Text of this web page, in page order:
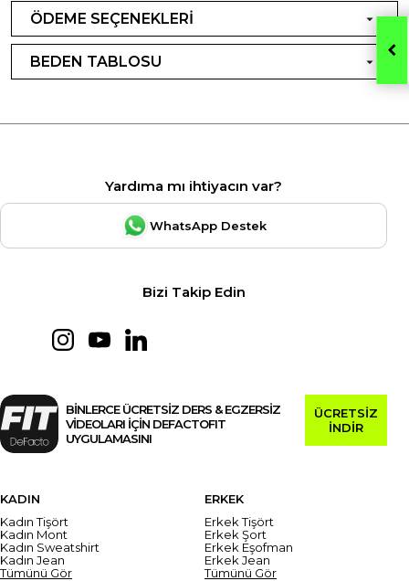
ÖDEME SEÇENEKLERİ
BEDEN TABLOSU
Yardıma mı ihtiyacın var?
WhatsApp Destek
Bizi Takip Edin
BİNLERCE ÜCRETSİZ DERS & EGZERSİZ
VİDEOLARI İÇİN DEFACTOFIT
UYGULAMASINI
ÜCRETSİZ
İNDİR
KADIN
Kadın Tişört
Kadın Mont
Kadın Sweatshirt
Kadın Jean
Tümünü Gör
ERKEK
Erkek Tişört
Erkek Şort
Erkek Eşofman
Erkek Jean
Tümünü Gör